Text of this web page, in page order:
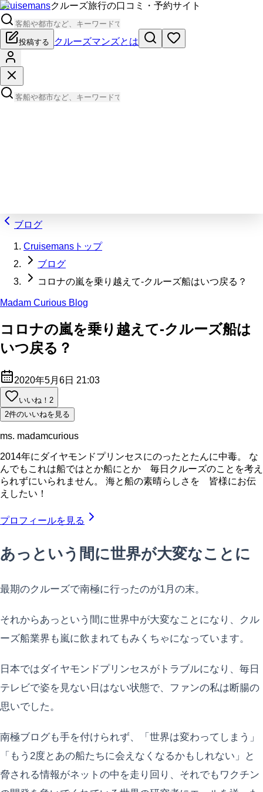
Cruisemansクルーズ旅行の口コミ・予約サイト
投稿する クルーズマンズとは
ブログ
Cruisemansトップ
ブログ
コロナの嵐を乗り越えて-クルーズ船はいつ戻る？
Madam Curious Blog
コロナの嵐を乗り越えて-クルーズ船は
いつ戻る？
2020年5月6日 21:03
いいね！ 2
2件のいいねを見る
ms. madamcurious
2014年にダイヤモンドプリンセスにのったとたんに中毒。 な
んでもこれは船ではとか船にとか 毎日クルーズのことを考え
られずにいられません。 海と船の素晴らしさを 皆様にお伝
えしたい！
プロフィールを見る
あっという間に世界が大変なことに
最期のクルーズで南極に行ったのが1月の末。
それからあっという間に世界中が大変なことになり、クル
ーズ船業界も嵐に飲まれてもみくちゃになっています。
日本ではダイヤモンドプリンセスがトラブルになり、毎日
テレビで姿を見ない日はない状態で、ファンの私は断腸の
思いでした。
南極ブログも手を付けられず、「世界は変わってしまう」
「もう2度とあの船たちに会えなくなるかもしれない」と
脅される情報がネットの中を走り回り、それでもワクチン